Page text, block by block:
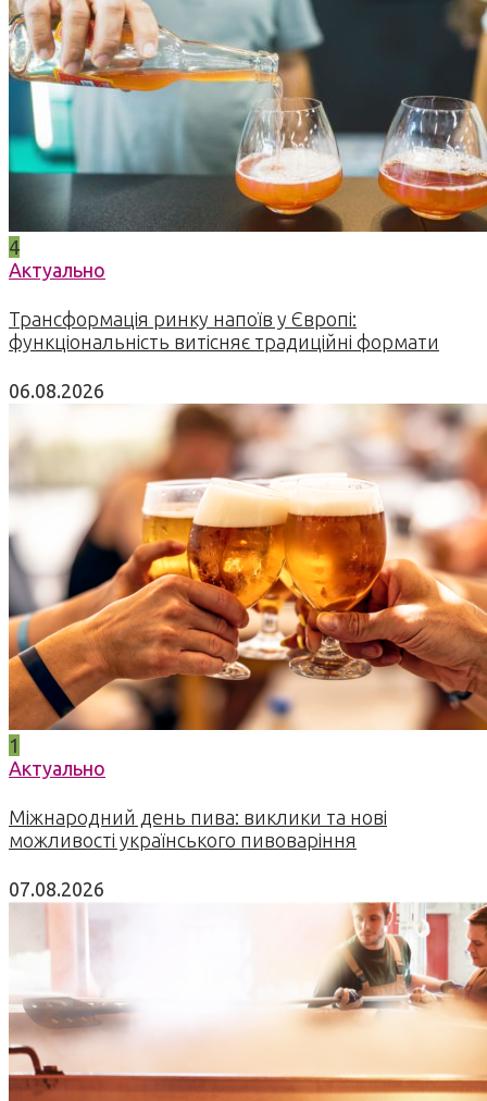
4
Актуально
Трансформація ринку напоїв у Європі:
функціональність витісняє традиційні формати
06.08.2026
1
Актуально
Міжнародний день пива: виклики та нові
можливості українського пивоваріння
07.08.2026